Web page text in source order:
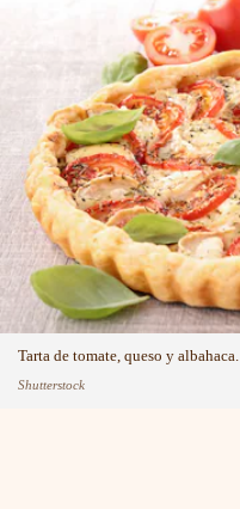
Tarta de tomate, queso y albahaca.
Shutterstock